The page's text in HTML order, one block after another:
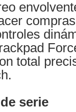
total
serie